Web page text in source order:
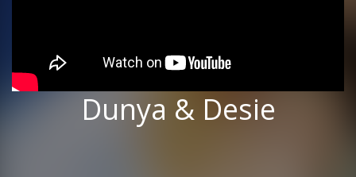
Dunya & Desie